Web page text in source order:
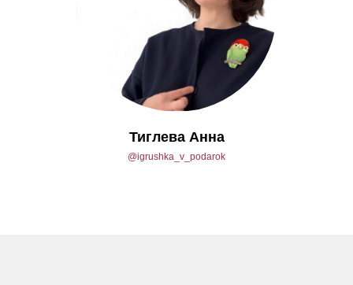
Тиглева Анна
@igrushka_v_podarok